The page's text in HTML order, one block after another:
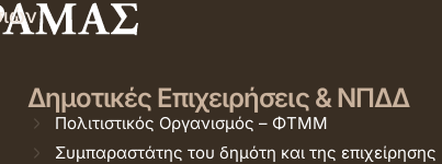
Δημοτικές Επιχειρήσεις & ΝΠΔΔ
Πολιτιστικός Οργανισμός – ΦΤΜΜ
Συμπαραστάτης του δημότη και της επιχείρησης